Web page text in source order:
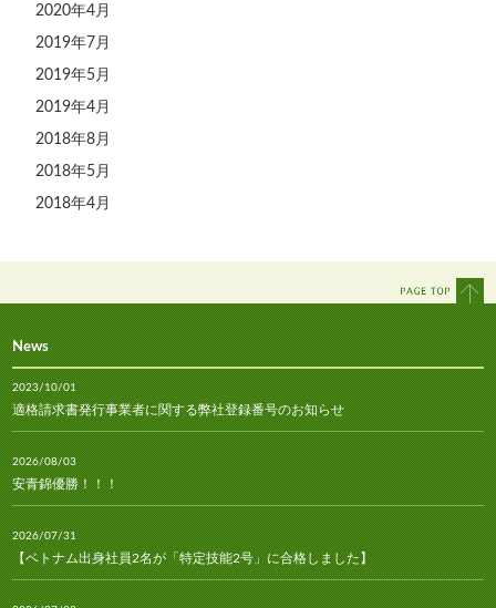
2020年4月
2019年7月
2019年5月
2019年4月
2018年8月
2018年5月
2018年4月
News
2023/10/01
適格請求書発行事業者に関する弊社登録番号のお知らせ
2026/08/03
安青錦優勝！！！
2026/07/31
【ベトナム出身社員2名が「特定技能2号」に合格しました】